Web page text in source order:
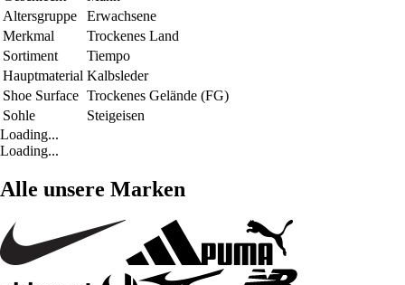
Altersgruppe
Erwachsene
Merkmal
Trockenes Land
Sortiment
Tiempo
Hauptmaterial Kalbsleder
Shoe Surface Trockenes Gelände (FG)
Sohle
Steigeisen
Loading...
Loading...
Alle unsere Marken